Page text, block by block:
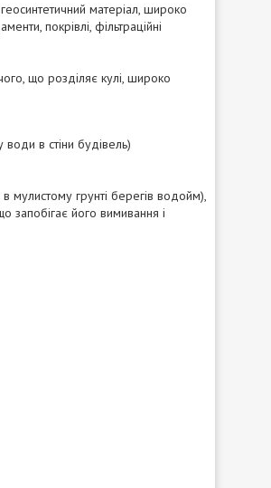
матеріал, широко
покрівлі, фільтраційні
що розділяє кулі, широко
в стіни будівель)
мулистому грунті берегів водойм),
запобігає його вимивання і